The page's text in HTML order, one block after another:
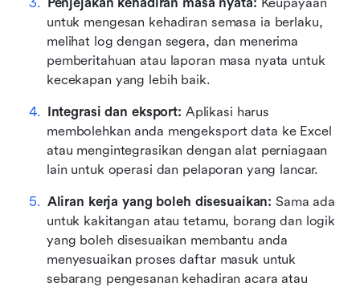
untuk mengesan kehadiran semasa ia berlaku,
melihat log dengan segera, dan menerima
pemberitahuan atau laporan masa nyata untuk
kecekapan yang lebih baik.
Integrasi dan eksport: Aplikasi harus
membolehkan anda mengeksport data ke Excel
atau mengintegrasikan dengan alat perniagaan
lain untuk operasi dan pelaporan yang lancar.
Aliran kerja yang boleh disesuaikan: Sama ada
untuk kakitangan atau tetamu, borang dan logik
yang boleh disesuaikan membantu anda
menyesuaikan proses daftar masuk untuk
sebarang pengesanan kehadiran acara atau